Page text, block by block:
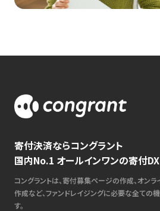
寄付決済ならコングラント
国内No.1 オールインワンの寄付
コングラントは、寄付募集ページの作成、オン
作成など、ファンドレイジングに必要な全ての
す。